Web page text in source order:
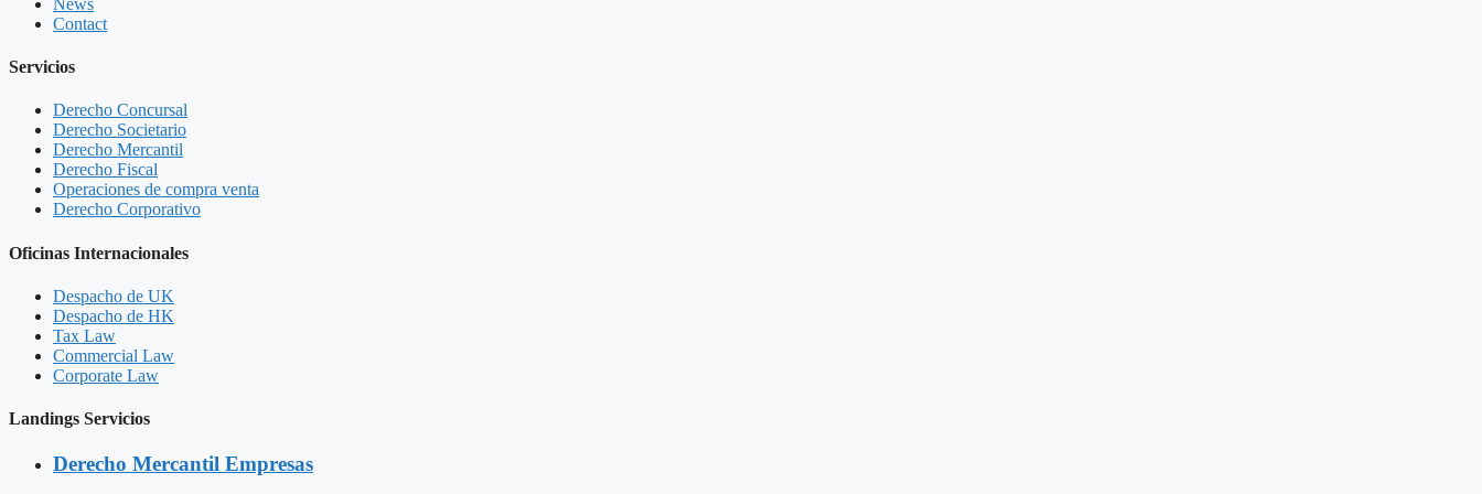
Contact
Servicios
Derecho Concursal
Derecho Societario
Derecho Mercantil
Derecho Fiscal
Operaciones de compra venta
Derecho Corporativo
Oficinas Internacionales
Despacho de UK
Despacho de HK
Tax Law
Commercial Law
Corporate Law
Landings Servicios
Derecho Mercantil Empresas